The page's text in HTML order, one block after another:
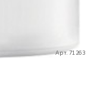
Арт. 71263